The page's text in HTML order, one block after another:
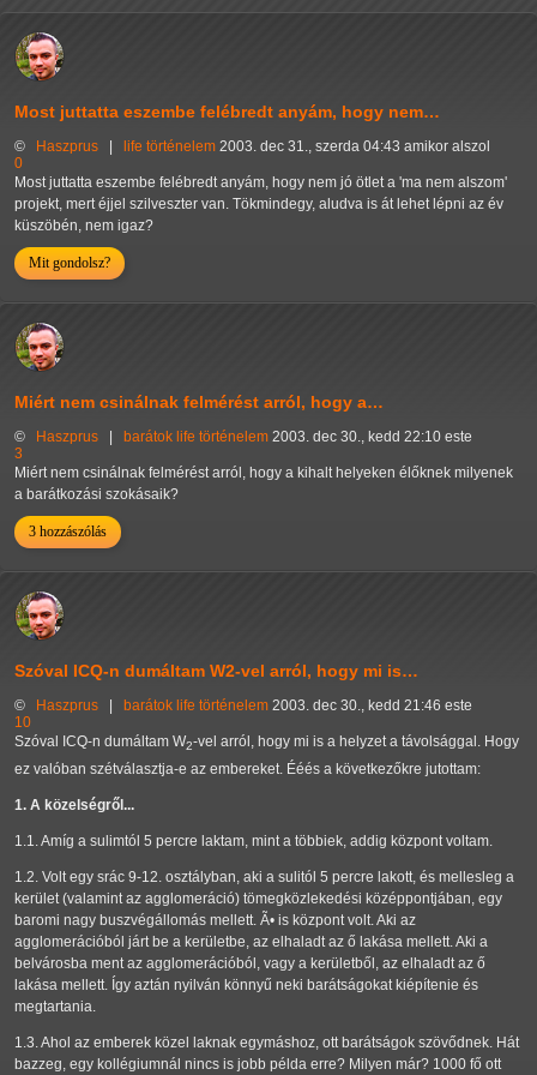
Most juttatta eszembe felébredt anyám, hogy nem…
© Haszprus life történelem 2003. dec 31., szerda 04:43 amikor alszol
0
Most juttatta eszembe felébredt anyám, hogy nem jó ötlet a 'ma nem alszom'
projekt, mert éjjel szilveszter van. Tökmindegy, aludva is át lehet lépni az év
küszöbén, nem igaz?
Mit gondolsz?
Miért nem csinálnak felmérést arról, hogy a…
© Haszprus barátok life történelem 2003. dec 30., kedd 22:10 este
3
Miért nem csinálnak felmérést arról, hogy a kihalt helyeken élőknek milyenek
a barátkozási szokásaik?
3 hozzászólás
Szóval ICQ-n dumáltam W2-vel arról, hogy mi is…
© Haszprus barátok life történelem 2003. dec 30., kedd 21:46 este
10
Szóval ICQ-n dumáltam W2-vel arról, hogy mi is a helyzet a távolsággal. Hogy
ez valóban szétválasztja-e az embereket. Ééés a következőkre jutottam:
1. A közelségről...
1.1. Amíg a sulimtól 5 percre laktam, mint a többiek, addig központ voltam.
1.2. Volt egy srác 9-12. osztályban, aki a sulitól 5 percre lakott, és mellesleg a
kerület (valamint az agglomeráció) tömegközlekedési középpontjában, egy
baromi nagy buszvégállomás mellett. Ã• is központ volt. Aki az
agglomerációból járt be a kerületbe, az elhaladt az ő lakása mellett. Aki a
belvárosba ment az agglomerációból, vagy a kerületből, az elhaladt az ő
lakása mellett. Így aztán nyilván könnyű neki barátságokat kiépítenie és
megtartania.
1.3. Ahol az emberek közel laknak egymáshoz, ott barátságok szövődnek. Hát
bazzeg, egy kollégiumnál nincs is jobb példa erre? Milyen már? 1000 fő ott